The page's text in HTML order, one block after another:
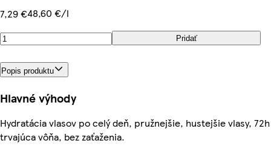
7,29 €48,60 €/l
Pridať
Popis produktu
Hlavné výhody
Hydratácia vlasov po celý deň, pružnejšie, hustejšie vlasy, 72h
trvajúca vôňa, bez zaťaženia.